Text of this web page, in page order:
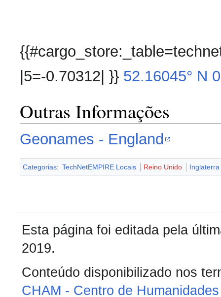
|5=-0.70312| }} 52.16045° N
Outras Informações
Geonames - England
Categorias: TechNetEMPIRE Locais Reino Unido Inglaterra
Esta página foi editada pela
2019.
Conteúdo disponibilizado nos
CHAM - Centro de